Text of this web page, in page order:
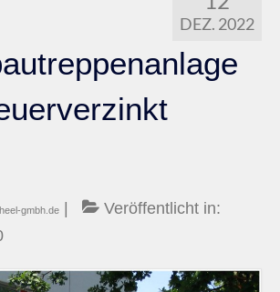
DEZ. 2022
gmbh.de Veröffentlicht in: